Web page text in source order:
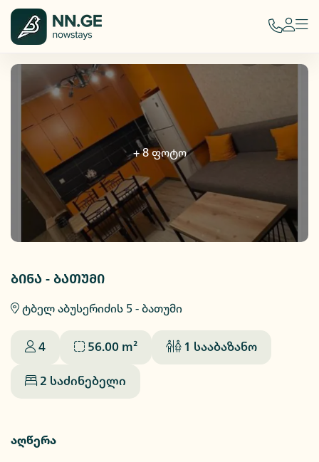
+ 8 ფოტო
ბინა - ბათუმი
ტბელ აბუსერიძის 5 - ბათუმი
4 56.00 m² 1 სააბაზანო
2 საძინებელი
აღწერა